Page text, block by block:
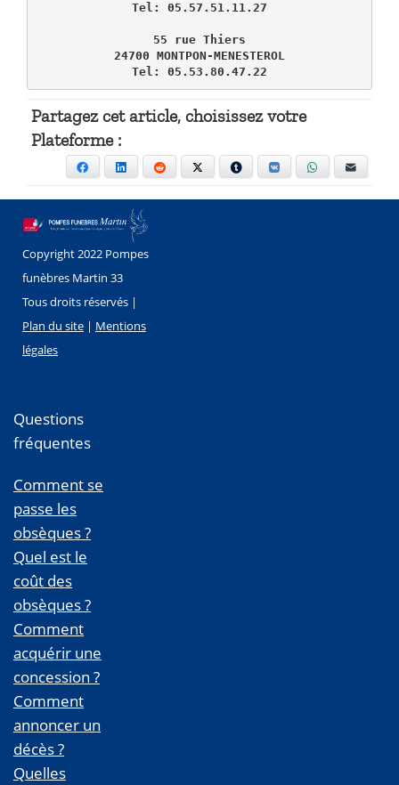
Tel: 05.57.51.11.27
55 rue Thiers
24700 MONTPON-MENESTEROL
Tel: 05.53.80.47.22
Partagez cet article, choisissez votre
Plateforme :
Facebook LinkedIn Reddit Tumblr VKontakteWhatsApp
Copyright 2022 Pompes
funèbres Martin 33
Tous droits réservés |
Plan du site | Mentions
légales
Questions
fréquentes
Comment se
passe les
obsèques ?
Quel est le
coût des
obsèques ?
Comment
acquérir une
concession ?
Comment
annoncer un
décès ?
Quelles